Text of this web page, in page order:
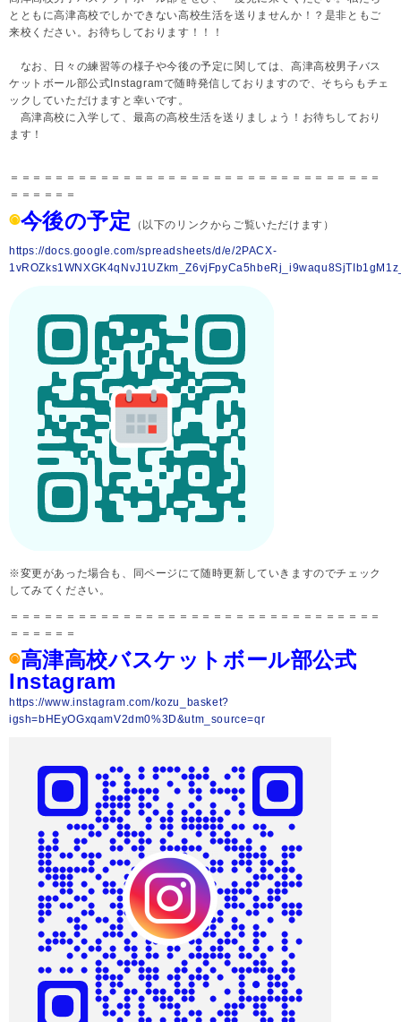
とともに高津高校でしかできない高校生活を送りませんか！？是非ともご
来校ください。お待ちしております！！！
なお、日々の練習等の様子や今後の予定に関しては、高津高校男子バス
ケットボール部公式Instagramで随時発信しておりますので、そちらもチェ
ックしていただけますと幸いです。
高津高校に入学して、最高の高校生活を送りましょう！お待ちしており
ます！
＝＝＝＝＝＝＝＝＝＝＝＝＝＝＝＝＝＝＝＝＝＝＝＝＝＝＝＝＝＝＝＝＝
＝＝＝＝＝＝
◉今後の予定 （以下のリンクからご覧いただけます）
https://docs.google.com/spreadsheets/d/e/2PACX-
※変更があった場合も、同ページにて随時更新していきますのでチェック
してみてください。
＝＝＝＝＝＝＝＝＝＝＝＝＝＝＝＝＝＝＝＝＝＝＝＝＝＝＝＝＝＝＝＝＝
＝＝＝＝＝＝
◉高津高校バスケットボール部公式
Instagram
https://www.instagram.com/kozu_basket?
igsh=bHEyOGxqamV2dm0%3D&utm_source=qr